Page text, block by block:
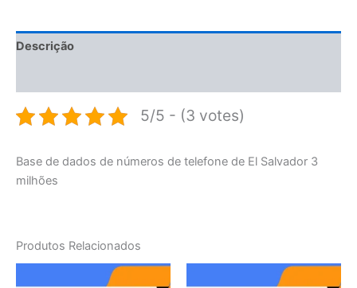
Descrição
5/5 - (3 votes)
Base de dados de números de telefone de El Salvador 3
milhões
Produtos Relacionados